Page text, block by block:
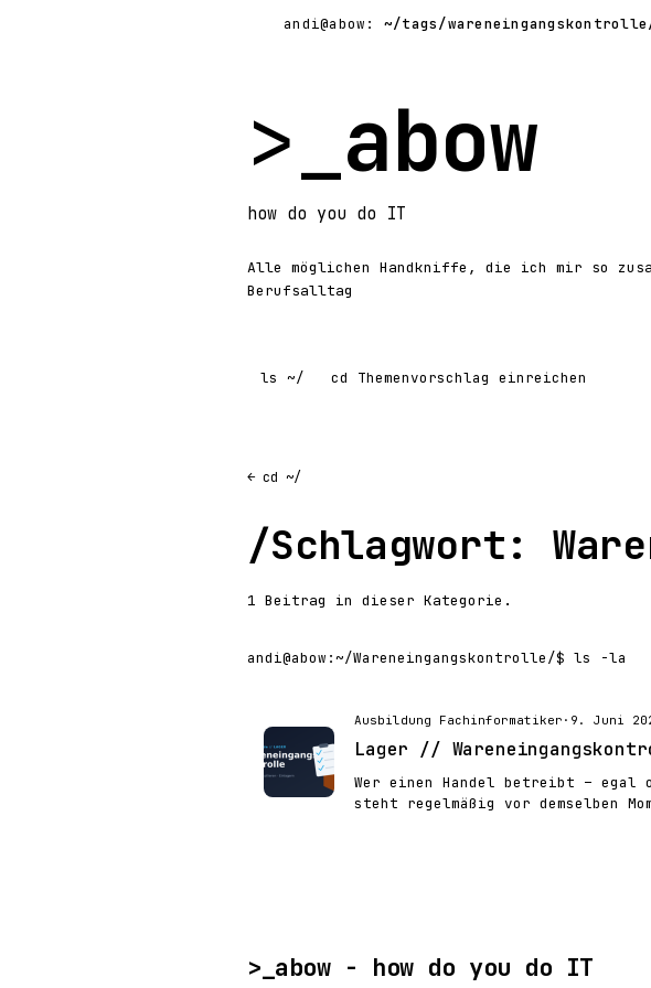
andi@abow: ~/tags/
>_abow
how do you do IT
Alle möglichen Handkniffe, die ich mir so
Berufsalltag
ls ~/ cd Themenvorschlag einreichen
← cd ~/
/Schlagwort:
1 Beitrag in dieser Kategorie.
andi@abow :~/Wareneingangskontrolle/$ ls -la
Ausbildung Fachinformatiker · 9. Juni
Lager //
Wer einen Handel betreibt – egal
steht regelmäßig vor demselben
>_abow - how do you do IT